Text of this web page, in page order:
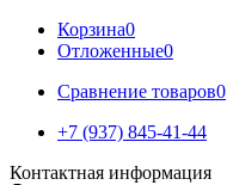
Корзина0
Отложенные0
Сравнение товаров0
+7 (937) 845-41-44
Контактная информация